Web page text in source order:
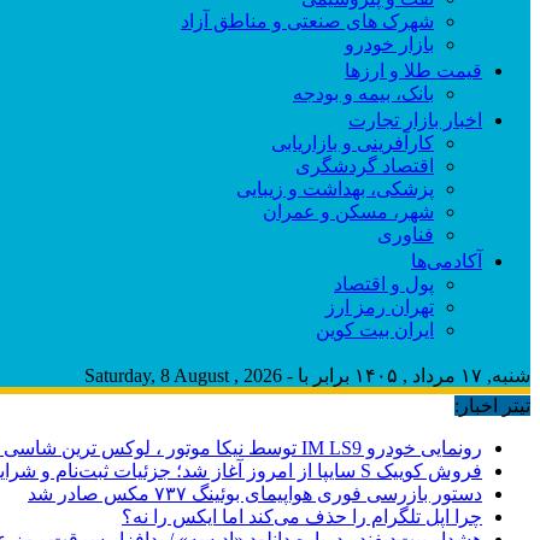
شهرک های صنعتی و مناطق آزاد
بازار خودرو
قیمت طلا و ارزها
بانک، بیمه و بودجه
اخبار بازار تجارت
کارآفرینی و بازاریابی
اقتصاد گردشگری
پزشکی، بهداشت و زیبایی
شهر، مسکن و عمران
فناوری
آکادمی‌ها
پول و اقتصاد
تهران رمز ارز
ایران بیت کوین
شنبه, ۱۷ مرداد , ۱۴۰۵ برابر با - Saturday, 8 August , 2026
تیتر اخبار:
رونمایی خودرو IM LS9 توسط نیکا موتور ، لوکس ترین شاسی بلند EREV در ایران
فروش کوییک S سایپا از امروز آغاز شد؛ جزئیات ثبت‌نام و شرایط
دستور بازرسی فوری هواپیمای بوئینگ ۷۳۷ مکس صادر شد
چرا اپل تلگرام را حذف می‌کند اما ایکس را نه؟